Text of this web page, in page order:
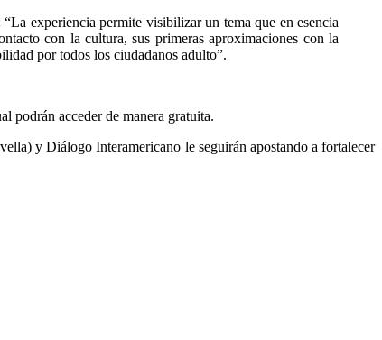
experiencia permite visibilizar un tema que en esencia
con la cultura, sus primeras aproximaciones con la
por todos los ciudadanos adulto”.
podrán acceder de manera gratuita.
y Diálogo Interamericano le seguirán apostando a fortalecer